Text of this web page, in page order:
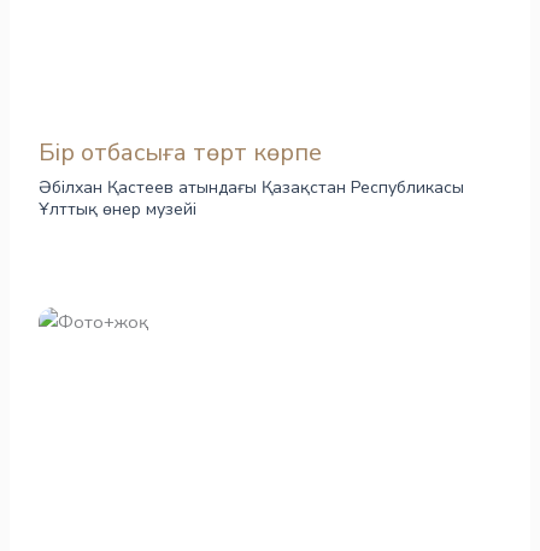
Бір отбасыға төрт көрпе
Әбілхан Қастеев атындағы Қазақстан Республикасы
Ұлттық өнер музейі